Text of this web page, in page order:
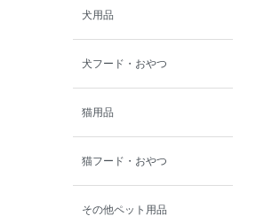
犬用品
犬フード・おやつ
猫用品
猫フード・おやつ
その他ペット用品